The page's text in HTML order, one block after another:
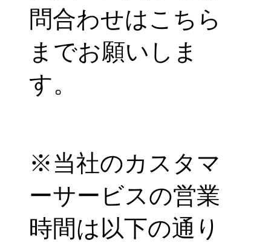
問合わせはこちら
までお願いしま
す。
※当社のカスタマ
ーサービスの営業
時間は以下の通り